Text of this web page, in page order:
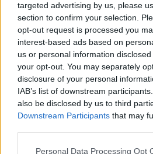
targeted advertising by us, please
section to confirm your selection.
opt-out request is processed you
interest-based ads based on
us or personal information
your opt-out. You may separately
disclosure of your personal
IAB’s list of downstream
also be disclosed by us to third
Downstream Participants that may
Personal Data Processing Opt
Publicidad